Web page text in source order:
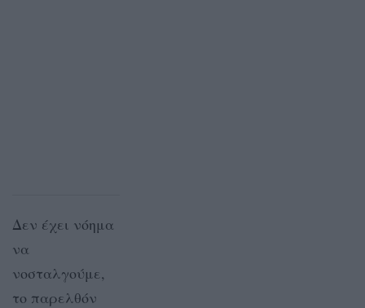
Δεν έχει νόημα
να
νοσταλγούμε,
το παρελθόν